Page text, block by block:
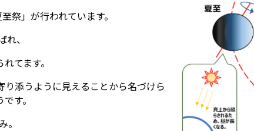
祭」が行われています。
れ、
てます。
添うように見えることから名づけら
す。
。